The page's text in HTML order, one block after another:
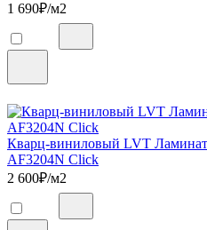
1 690₽/м2
Кварц-виниловый LVT
AF3204N Click
2 600₽/м2